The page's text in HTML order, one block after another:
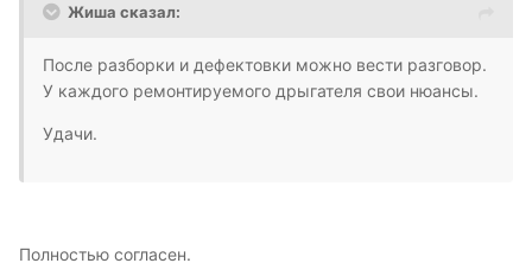
Жиша сказал:
После разборки и дефектовки можно вести разговор.
У каждого ремонтируемого дрыгателя свои нюансы.
Удачи.
Полностью согласен.